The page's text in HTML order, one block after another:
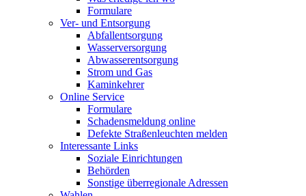
Formulare
Ver- und Entsorgung
Abfallentsorgung
Wasserversorgung
Abwasserentsorgung
Strom und Gas
Kaminkehrer
Online Service
Formulare
Schadensmeldung online
Defekte Straßenleuchten melden
Interessante Links
Soziale Einrichtungen
Behörden
Sonstige überregionale Adressen